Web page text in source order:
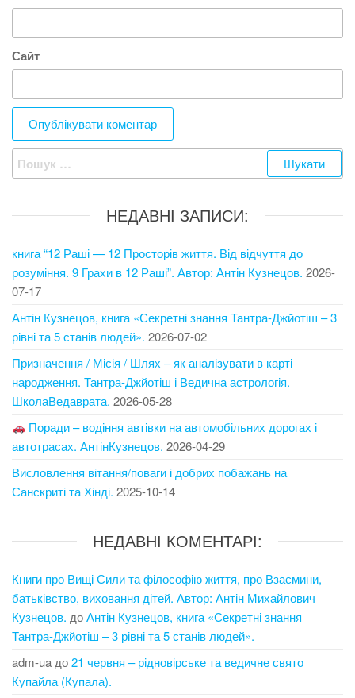
Сайт
Пошук:
НЕДАВНІ ЗАПИСИ:
книга “12 Раші — 12 Просторів життя. Від відчуття до
розуміння. 9 Грахи в 12 Раші”. Автор: Антін Кузнецов. 2026-
07-17
Антін Кузнецов, книга «Секретні знання Тантра-Джйотіш – 3
рівні та 5 станів людей». 2026-07-02
Призначення / Місія / Шлях – як аналізувати в карті
народження. Тантра-Джйотіш і Ведична астрологія.
ШколаВедаврата. 2026-05-28
Поради – водіння автівки на автомобільних дорогах і
автотрасах. АнтінКузнецов. 2026-04-29
Висловлення вітання/поваги і добрих побажань на
Санскриті та Хінді. 2025-10-14
НЕДАВНІ КОМЕНТАРІ:
Книги про Вищі Сили та філософію життя, про Взаємини,
батьківство, виховання дітей. Автор: Антін Михайлович
Кузнецов. доАнтін Кузнецов, книга «Секретні знання
Тантра-Джйотіш – 3 рівні та 5 станів людей».
adm-ua до21 червня – рідновірське та ведичне свято
Купайла (Купала).